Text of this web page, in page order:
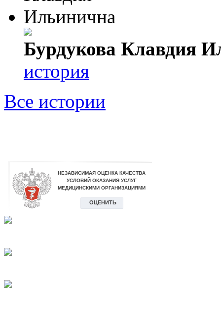
Бурдукова Клавдия
история
Все истории